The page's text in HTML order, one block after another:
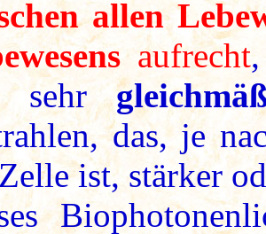
allen
aufrecht
sehr
das, je
ist, stärker